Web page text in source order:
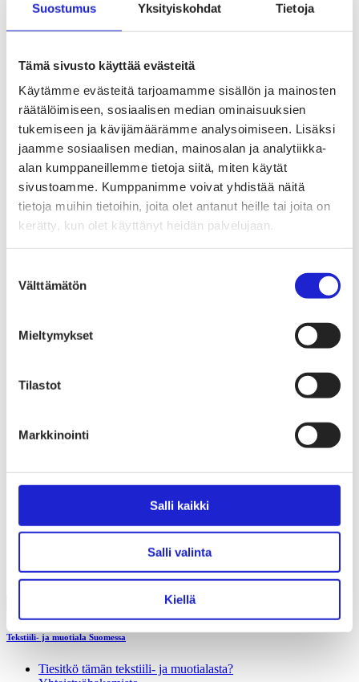
Suostumus Yksityiskohdat Tietoja
Tämä sivusto käyttää evästeitä
Käytämme evästeitä tarjoamamme sisällön ja mainosten
räätälöimiseen, sosiaalisen median ominaisuuksien
tukemiseen ja kävijämäärämme analysoimiseen. Lisäksi
jaamme sosiaalisen median, mainosalan ja analytiikka-
alan kumppaneillemme tietoja siitä, miten käytät
sivustoamme. Kumppanimme voivat yhdistää näitä
tietoja muihin tietoihin, joita olet antanut heille tai joita on
kerätty, kun olet käyttänyt heidän palvelujaan.
valinta
Välttämätön
Mieltymykset
Tilastot
Markkinointi
Salli kaikki
Salli valinta
Kiellä
Tekstiili- ja muotiala tarvitsee monipuolista
Luodaan kannusteet kuluttajan vihreään
siirtymään
EU-vaikuttaminen
Tekstiilimerkintäuudistus (TLR)
Digitaalinen tuotepassi
Tekstiilien tuottajavastuu (EPR)
Kannanotot ja lausunnot
Lausunnot ja kantapaperit
Pikamuodin rajoittaminen
Vaikuttajaryhmät jäsenyrityksille
Työelämä-vaikuttajaryhmä
Yritysvastuu, kiertotalous ja toimivat markkinat -
Osaaminen ja vetovoima -vaikuttajaryhmä
Tule jäseneksi
Liiton hallitus
Liiton säännöt
Suomen Tekstiili & Muoti 120 vuotta
Tilastoja Suomen Tekstiili & Muoti ry:stä ja sen
Tietosuojaseloste
Alan yritykset Suomessa – tutustu jäseniimme
Tekstiili- ja muotiala Suomessa
Tiesitkö tämän tekstiili- ja muotialasta?